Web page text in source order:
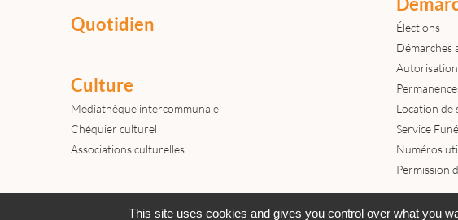
Quotidien
Culture
Médiathèque intercommunale
Chéquier culturel
Associations culturelles
Élections
Démarches
Location de
Service
Numéros
Permission
Actualités Archives Agenda Contactez-nous
This site uses cookies and gives you control over what you